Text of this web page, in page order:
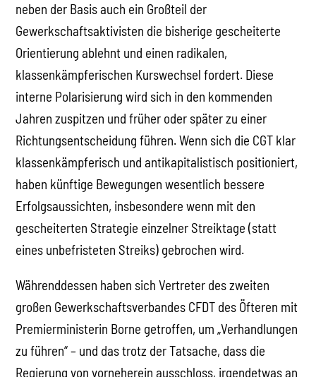
neben der Basis auch ein Großteil der
Gewerkschaftsaktivisten die bisherige gescheiterte
Orientierung ablehnt und einen radikalen,
klassenkämpferischen Kurswechsel fordert. Diese
interne Polarisierung wird sich in den kommenden
Jahren zuspitzen und früher oder später zu einer
Richtungsentscheidung führen. Wenn sich die CGT klar
klassenkämpferisch und antikapitalistisch positioniert,
haben künftige Bewegungen wesentlich bessere
Erfolgsaussichten, insbesondere wenn mit den
gescheiterten Strategie einzelner Streiktage (statt
eines unbefristeten Streiks) gebrochen wird.
Währenddessen haben sich Vertreter des zweiten
großen Gewerkschaftsverbandes CFDT des Öfteren mit
Premierministerin Borne getroffen, um „Verhandlungen
zu führen“ – und das trotz der Tatsache, dass die
Regierung von vorneherein ausschloss, irgendetwas an